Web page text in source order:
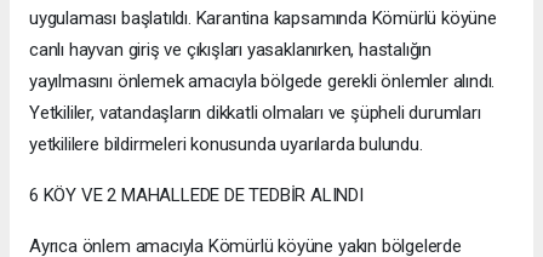
uygulaması başlatıldı. Karantina kapsamında Kömürlü köyüne
canlı hayvan giriş ve çıkışları yasaklanırken, hastalığın
yayılmasını önlemek amacıyla bölgede gerekli önlemler alındı.
Yetkililer, vatandaşların dikkatli olmaları ve şüpheli durumları
yetkililere bildirmeleri konusunda uyarılarda bulundu.
6 KÖY VE 2 MAHALLEDE DE TEDBİR ALINDI
Ayrıca önlem amacıyla Kömürlü köyüne yakın bölgelerde